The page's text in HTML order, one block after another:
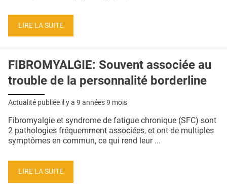
LIRE LA SUITE
FIBROMYALGIE: Souvent associée au
trouble de la personnalité borderline
Actualité publiée il y a 9 années 9 mois
Fibromyalgie et syndrome de fatigue chronique (SFC) sont
2 pathologies fréquemment associées, et ont de multiples
symptômes en commun, ce qui rend leur ...
LIRE LA SUITE